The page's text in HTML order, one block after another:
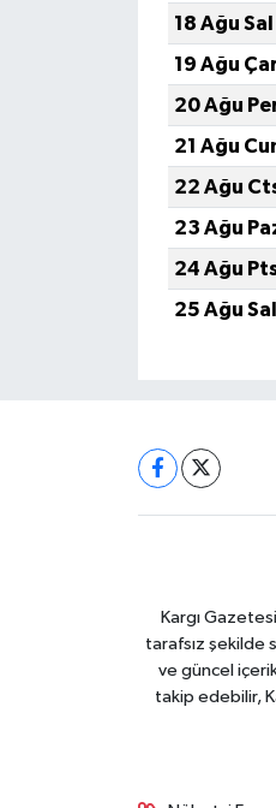
18 Ağu Sal
19 Ağu
20 Ağu
21 Ağu
22 Ağu
23 Ağu
24 Ağu
25 Ağu Sal
Kargı
tarafsız şekilde
ve güncel
takip edebilir,